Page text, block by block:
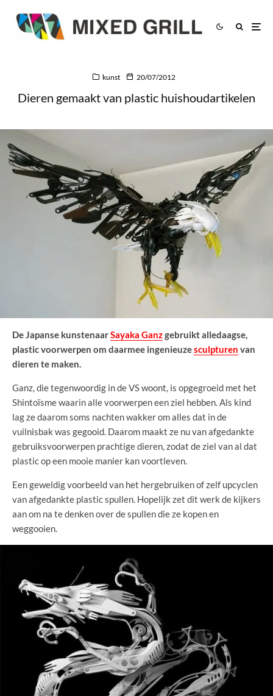
kunst 20/07/2012
Dieren gemaakt van plastic huishoudartikelen
De Japanse kunstenaarSayaka Ganzgebruikt alledaagse,
plastic voorwerpen om daarmee ingenieuzesculpturen van
dieren te maken.
Ganz, die tegenwoordig in de VS woont, is opgegroeid met het
Shintoïsme waarin alle voorwerpen een ziel hebben. Als kind
lag ze daarom soms nachten wakker om alles dat in de
vuilnisbak was gegooid. Daarom maakt ze nu van afgedankte
gebruiksvoorwerpen prachtige dieren, zodat de ziel van al dat
plastic op een mooie manier kan voortleven.
Een geweldig voorbeeld van het hergebruiken of zelf upcyclen
van afgedankte plastic spullen. Hopelijk zet dit werk de kijkers
aan om na te denken over de spullen die ze kopen en
weggooien.